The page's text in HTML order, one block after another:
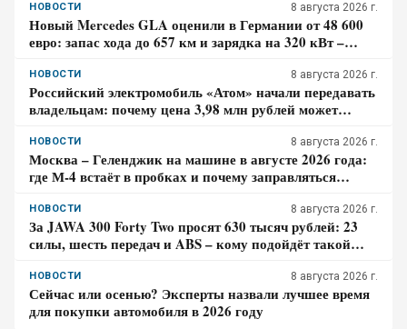
НОВОСТИ 8 августа 2026 г.
Новый Mercedes GLA оценили в Германии от 48 600
евро: запас хода до 657 км и зарядка на 320 кВт –
НОВОСТИ 8 августа 2026 г.
Российский электромобиль «Атом» начали передавать
владельцам: почему цена 3,98 млн рублей может
НОВОСТИ 8 августа 2026 г.
Москва – Геленджик на машине в августе 2026 года:
где М-4 встаёт в пробках и почему заправляться
НОВОСТИ 8 августа 2026 г.
За JAWA 300 Forty Two просят 630 тысяч рублей: 23
силы, шесть передач и ABS – кому подойдёт такой
НОВОСТИ 8 августа 2026 г.
Сейчас или осенью? Эксперты назвали лучшее время
для покупки автомобиля в 2026 году